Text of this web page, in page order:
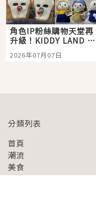
角色IP粉絲購物天堂再
升級！KIDDY LAND 原
宿店吉伊卡哇迎客，新
開幕 OMOKADO 店3分
2026年07月07日
分類列表
首頁
潮流
美食
藝能娛樂